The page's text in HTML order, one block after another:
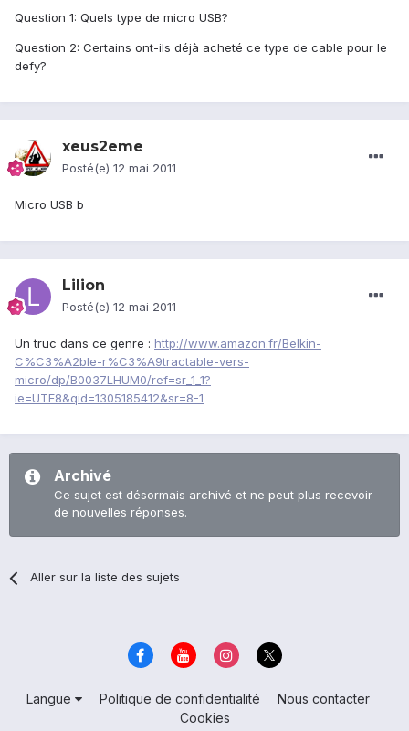
Question 1: Quels type de micro USB?
Question 2: Certains ont-ils déjà acheté ce type de cable pour le
defy?
xeus2eme
Posté(e) 12 mai 2011
Micro USB b
Lilion
Posté(e) 12 mai 2011
Un truc dans ce genre : http://www.amazon.fr/Belkin-
C%C3%A2ble-r%C3%A9tractable-vers-
micro/dp/B0037LHUM0/ref=sr_1_1?
ie=UTF8&qid=1305185412&sr=8-1
Archivé
Ce sujet est désormais archivé et ne peut plus recevoir
de nouvelles réponses.
Aller sur la liste des sujets
Langue Politique de confidentialité
Nous contacter
Cookies